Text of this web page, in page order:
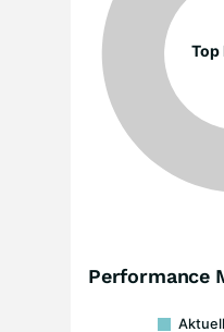
Top
Performance